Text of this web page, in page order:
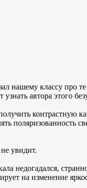
классу про те
автора этого
контрастную
поляризованность
увидит.
недогадался,
на изменение